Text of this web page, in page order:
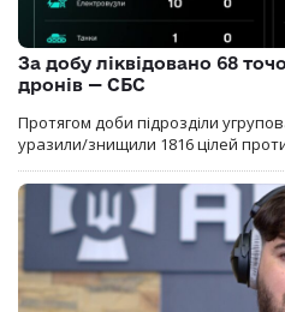
За добу ліквідовано 68
дронів — СБС
Протягом доби підрозділи
уразили/знищили 1816 цілей